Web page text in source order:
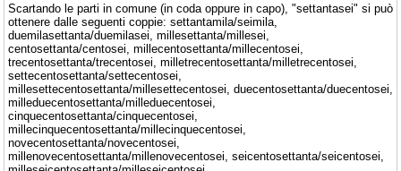
Scartando le parti in comune (in coda oppure in capo), "settantasei" si può
ottenere dalle seguenti coppie: settantamila/seimila,
duemilasettanta/duemilasei, millesettanta/millesei,
centosettanta/centosei, millecentosettanta/millecentosei,
trecentosettanta/trecentosei, milletrecentosettanta/milletrecentosei,
settecentosettanta/settecentosei,
millesettecentosettanta/millesettecentosei, duecentosettanta/duecentosei,
milleduecentosettanta/milleduecentosei,
cinquecentosettanta/cinquecentosei,
millecinquecentosettanta/millecinquecentosei,
novecentosettanta/novecentosei,
millenovecentosettanta/millenovecentosei, seicentosettanta/seicentosei,